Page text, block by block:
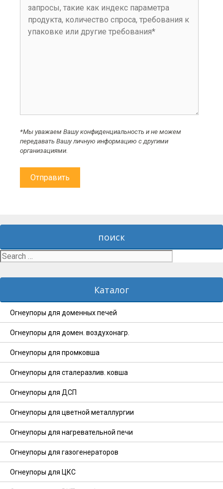
*Мы уважаем Вашу конфиденциальность и не можем
передавать Вашу личную информацию с другими
организациями.
поиск
Search
for:
Каталог
Огнеупоры для доменных печей
Огнеупоры для домен. воздухонагр.
Огнеупоры для промковша
Огнеупоры для сталеразлив. ковша
Огнеупоры для ДСП
Огнеупоры для цветной металлургии
Огнеупоры для нагревательной печи
Огнеупоры для газогенераторов
Огнеупоры для ЦКС